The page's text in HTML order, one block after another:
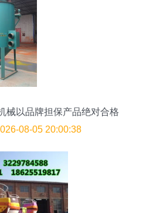
械以品牌担保产品绝对合格
08-05 20:00:38